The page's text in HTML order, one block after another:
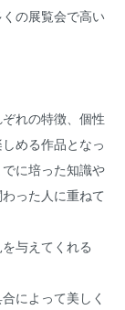
の展覧会で高い
れの特徴、個性
める作品となっ
に培った知識や
った人に重ねて
与えてくれる
によって美しく